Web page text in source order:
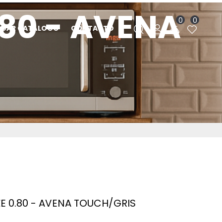
CATÁLOGO CONTACTO
0 0
- AVENA
0.80 - AVENA TOUCH/GRIS